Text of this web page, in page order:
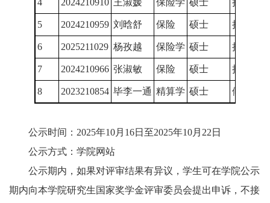
5 2024210959 刘晗舒 保险 硕士 拟定
6 2025211029 杨孜越 保险学 硕士 拟定
7 2024210966 张淑敏 保险 硕士 拟定
8 2023210854 毕李一通 精算学 硕士 候补
公示时间：2025年10月16日至2025年10月22日
公示方式：学院网站
公示期内，如果对评审结果有异议，学生可在学院公示
期内向本学院研究生国家奖学金评审委员会提出申诉，不接